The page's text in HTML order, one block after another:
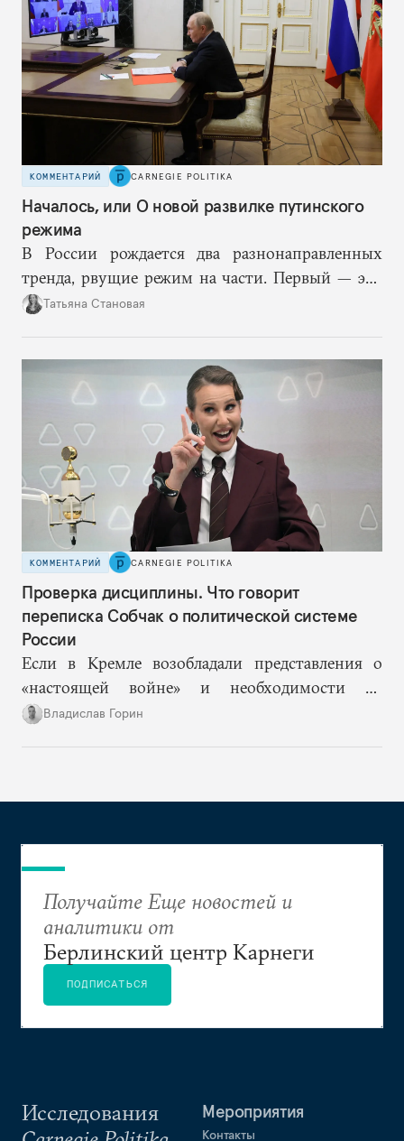
КОММЕНТАРИЙ CARNEGIE POLITIKA
Началось, или О новой развилке путинского
режима
В России рождается два разнонаправленных
тренда, рвущие режим на части. Первый — это
путинская логика войны, где эскалация влечет за
возможностей, на компетентность в принятии
решений и адекватное целеполагание.
Татьяна Становая
КОММЕНТАРИЙ CARNEGIE POLITIKA
Проверка дисциплины. Что говорит
переписка Собчак о политической системе
России
Если в Кремле возобладали представления о
«настоящей войне» и необходимости не
допустить «раскола в обществе», то Ксения
Владислав Горин
Исследования
Мероприятия
Контакты
Получайте Еще новостей и
аналитики от
Берлинский центр Карнеги
ПОДПИСАТЬСЯ